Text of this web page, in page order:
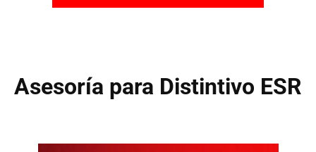
Asesoría para Distintivo ESR